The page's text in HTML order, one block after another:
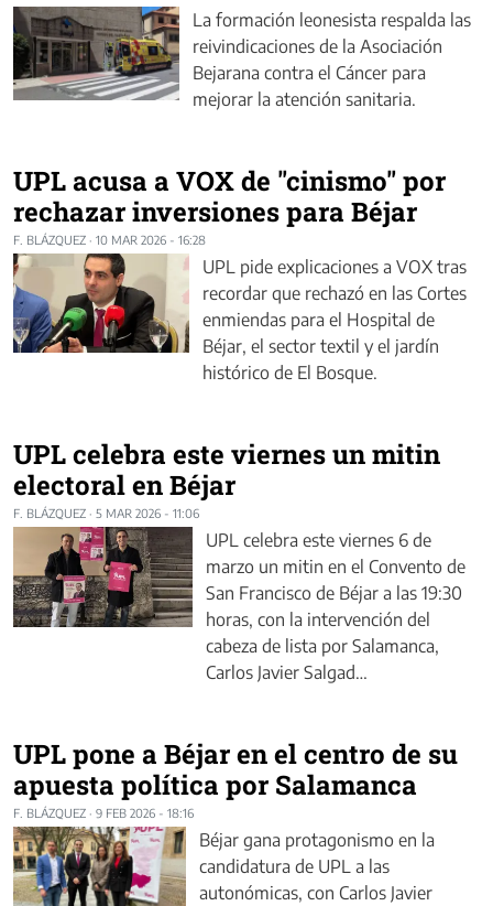
La formación leonesista respalda las
reivindicaciones de la Asociación
Bejarana contra el Cáncer para
mejorar la atención sanitaria.
UPL acusa a VOX de "cinismo" por
rechazar inversiones para Béjar
F. BLÁZQUEZ · 10 MAR 2026 - 16:28
UPL pide explicaciones a VOX tras
recordar que rechazó en las Cortes
enmiendas para el Hospital de
Béjar, el sector textil y el jardín
histórico de El Bosque.
UPL celebra este viernes un mitin
electoral en Béjar
F. BLÁZQUEZ · 5 MAR 2026 - 11:06
UPL celebra este viernes 6 de
marzo un mitin en el Convento de
San Francisco de Béjar a las 19:30
horas, con la intervención del
cabeza de lista por Salamanca,
Carlos Javier Salgad…
UPL pone a Béjar en el centro de su
apuesta política por Salamanca
F. BLÁZQUEZ · 9 FEB 2026 - 18:16
Béjar gana protagonismo en la
candidatura de UPL a las
autonómicas, con Carlos Javier